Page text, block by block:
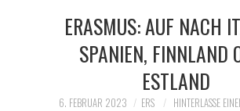
ERASMUS: AUF NACH
SPANIEN, FINNLAND
ESTLAND
6. FEBRUAR 2023 ERS HINTERLASSE